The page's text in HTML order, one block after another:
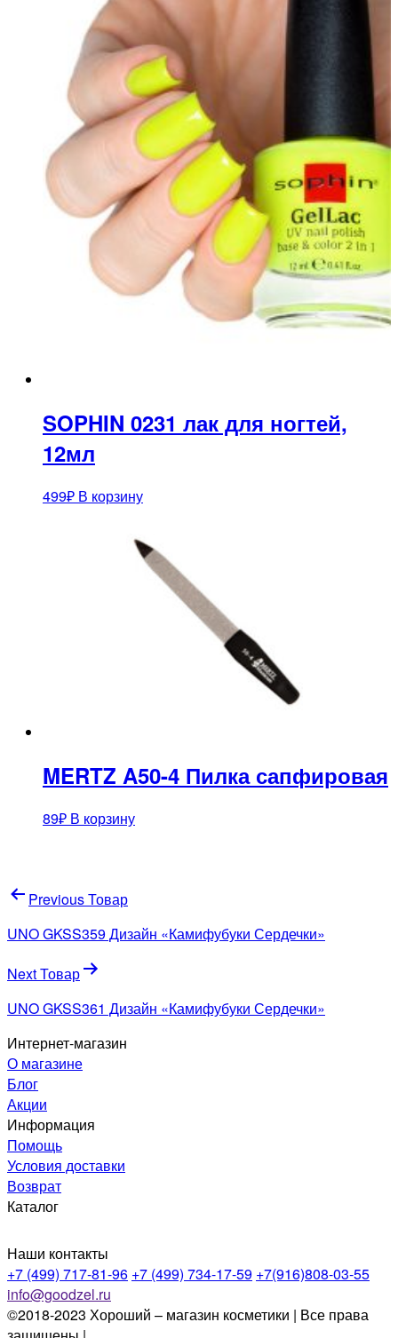
SOPHIN 0231 лак для ногтей,
12мл
499₽ В корзину
MERTZ A50-4 Пилка сапфировая
89₽ В корзину
Навигация
по
записям
Previous Товар
UNO GKSS359 Дизайн «Камифубуки Сердечки»
Next Товар
UNO GKSS361 Дизайн «Камифубуки Сердечки»
Интернет-магазин
О магазине
Блог
Акции
Информация
Помощь
Условия доставки
Возврат
Каталог
Наши контакты
+7 (499) 717-81-96 +7 (499) 734-17-59 +7(916)808-03-55
info@goodzel.ru
©2018-2023 Хороший – магазин косметики | Все права